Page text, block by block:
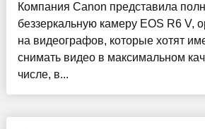
Компания Canon представила
беззеркальную камеру EOS R6 V,
на видеографов, которые хотят
снимать видео в максимальном
числе, в...